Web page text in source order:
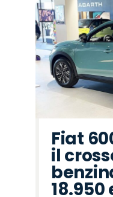
Promo
Promo
Seat
Promo
Promo
Promo
Fiat
Promo
Promo
Opel
Promo
Cupra
Promo
Promo
Alfa
Promo
Jeep
Promo
Land
Rover
Promo
Lancia
Promo
Promo
Fiat
il